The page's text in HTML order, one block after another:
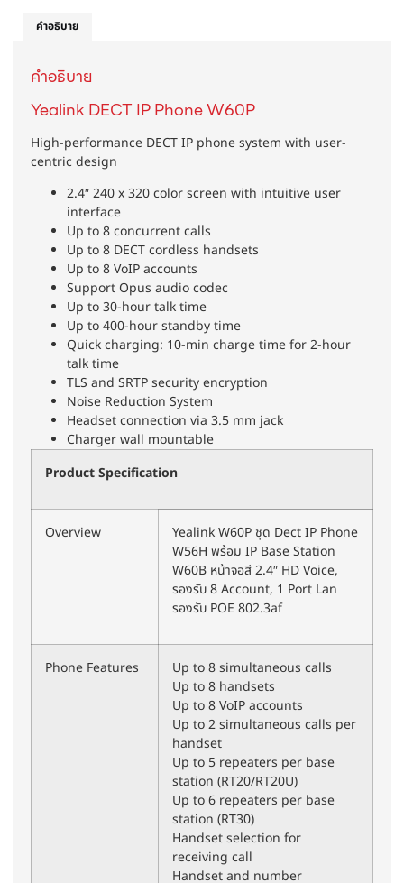
คำอธิบาย
คำอธิบาย
Yealink DECT IP Phone W60P
High-performance DECT IP phone system with user-
centric design
2.4″ 240 x 320 color screen with intuitive user
interface
Up to 8 concurrent calls
Up to 8 DECT cordless handsets
Up to 8 VoIP accounts
Support Opus audio codec
Up to 30-hour talk time
Up to 400-hour standby time
Quick charging: 10-min charge time for 2-hour
talk time
TLS and SRTP security encryption
Noise Reduction System
Headset connection via 3.5 mm jack
Charger wall mountable
Product Specification
Overview
Yealink W60P ชุด Dect IP Phone
W56H พร้อม IP Base Station
W60B หน้าจอสี 2.4″ HD Voice,
รองรับ 8 Account, 1 Port Lan
รองรับ POE 802.3af
Phone Features
Up to 8 simultaneous calls
Up to 8 handsets
Up to 8 VoIP accounts
Up to 2 simultaneous calls per
handset
Up to 5 repeaters per base
station (RT20/RT20U)
Up to 6 repeaters per base
station (RT30)
Handset selection for
receiving call
Handset and number